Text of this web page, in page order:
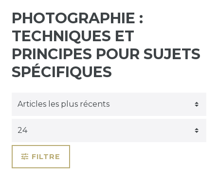
PHOTOGRAPHIE :
TECHNIQUES ET
PRINCIPES POUR SUJETS
SPÉCIFIQUES
FILTRE